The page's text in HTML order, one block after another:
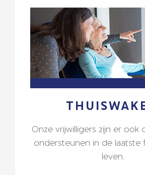
Onze vrijwilligers zijn er ook
ondersteunen in de laatste
leven.